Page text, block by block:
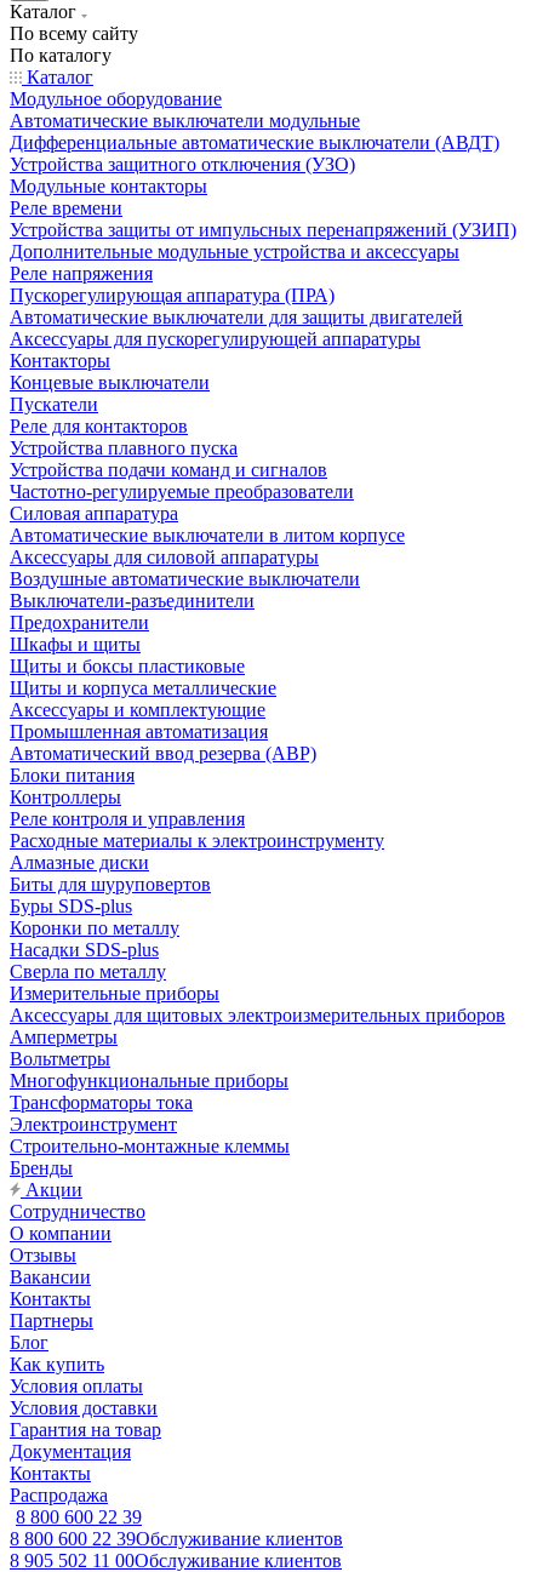
Каталог
По всему сайту
По каталогу
Каталог
Модульное оборудование
Автоматические выключатели модульные
Дифференциальные автоматические выключатели (АВДТ)
Устройства защитного отключения (УЗО)
Модульные контакторы
Реле времени
Устройства защиты от импульсных перенапряжений (УЗИП)
Дополнительные модульные устройства и аксессуары
Реле напряжения
Пускорегулирующая аппаратура (ПРА)
Автоматические выключатели для защиты двигателей
Аксессуары для пускорегулирующей аппаратуры
Контакторы
Концевые выключатели
Пускатели
Реле для контакторов
Устройства плавного пуска
Устройства подачи команд и сигналов
Частотно-регулируемые преобразователи
Силовая аппаратура
Автоматические выключатели в литом корпусе
Аксессуары для силовой аппаратуры
Воздушные автоматические выключатели
Выключатели-разъединители
Предохранители
Шкафы и щиты
Щиты и боксы пластиковые
Щиты и корпуса металлические
Аксессуары и комплектующие
Промышленная автоматизация
Автоматический ввод резерва (АВР)
Блоки питания
Контроллеры
Реле контроля и управления
Расходные материалы к электроинструменту
Алмазные диски
Биты для шуруповертов
Буры SDS-plus
Коронки по металлу
Насадки SDS-plus
Сверла по металлу
Измерительные приборы
Аксессуары для щитовых электроизмерительных приборов
Амперметры
Вольтметры
Многофункциональные приборы
Трансформаторы тока
Электроинструмент
Строительно-монтажные клеммы
Бренды
Акции
Сотрудничество
О компании
Отзывы
Вакансии
Контакты
Партнеры
Блог
Как купить
Условия оплаты
Условия доставки
Гарантия на товар
Документация
Контакты
Распродажа
8 800 600 22 39
8 800 600 22 39Обслуживание клиентов
8 905 502 11 00Обслуживание клиентов